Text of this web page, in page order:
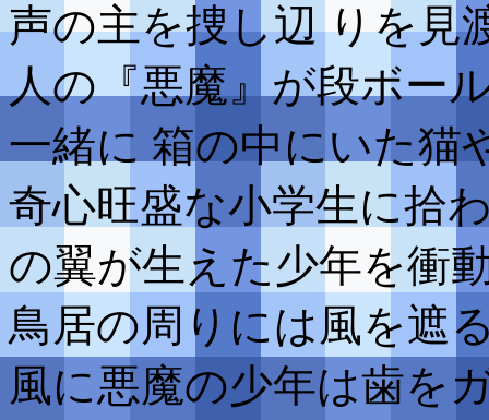
声の主を捜し辺 りを見
人の『悪魔』が段ボー
一緒に 箱の中にいた猫
奇心旺盛な小学生に拾
の翼が生えた少年を衝
鳥居の周りには風を遮
風に悪魔の少年は歯を